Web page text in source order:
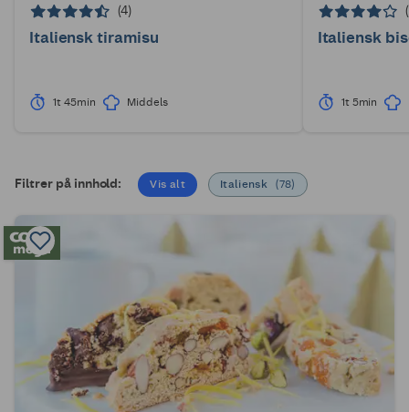
(4)
Italiensk tiramisu
1t 45min Middels
Italiensk
1t 5min
Filtrer på innhold: Vis alt Italiensk (78)